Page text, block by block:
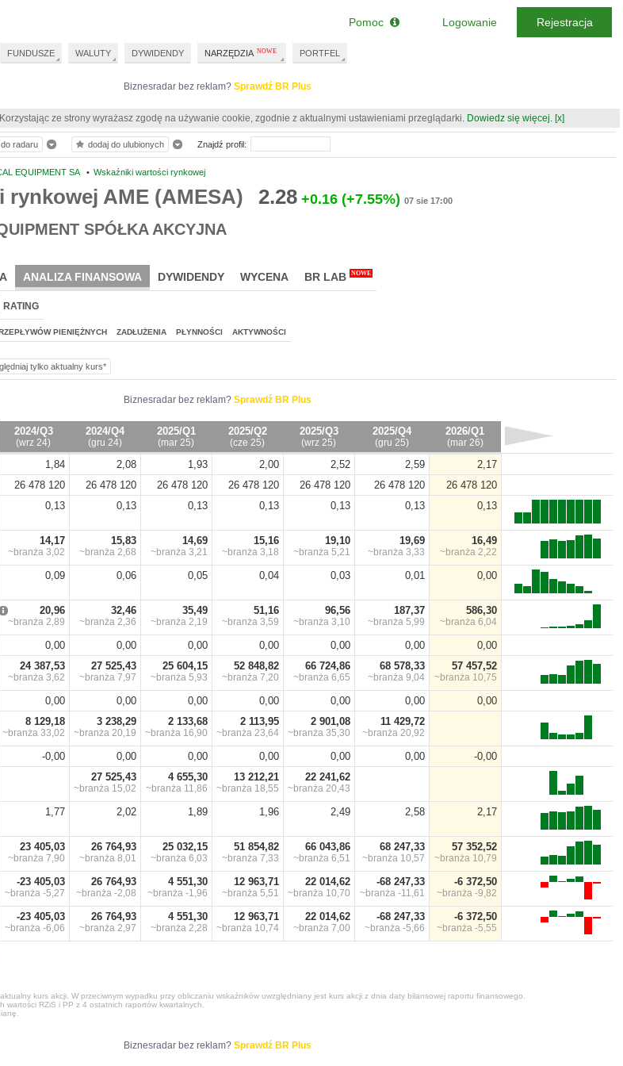
Biznesradar bez reklam? Sprawdź BR Plus
ze strony wyrażasz zgodę na używanie cookie, zgodnie z aktualnymi ustawieniami przeglądarki. Dowiedz się więcej. [x]
EQUIPMENT SA • Wskaźniki wartości rynkowej
AME (AMESA) 2.28 +0.16 (+7.55%) 07 sie 17:00
SPÓŁKA AKCYJNA
ANALIZA FINANSOWA DYWIDENDY WYCENA BR LAB NOWE
RATING
PIENIĘŻNYCH ZADŁUŻENIA PŁYNNOŚCI AKTYWNOŚCI
tylko aktualny kurs*
Biznesradar bez reklam? Sprawdź BR Plus
2024/Q3
(wrz 24)
2024/Q4
(gru 24)
2025/Q1
(mar 25)
2025/Q2
(cze 25)
2025/Q3
(wrz 25)
2025/Q4
(gru 25)
2026/Q1
(mar 26)
1,84 2,08 1,93 2,00 2,52 2,59
2,17
26 478 120 26 478 120 26 478 120 26 478 120 26 478 120 26 478 120
26 478 120
0,13 0,13 0,13 0,13 0,13 0,13 0,13
14,17
~branża 3,02
15,83
~branża 2,68
14,69
~branża 3,21
15,16
~branża 3,18
19,10
~branża 5,21
19,69
~branża 3,33
16,49
~branża 2,22
0,09 0,06 0,05 0,04 0,03 0,01 0,00
20,96
~branża 2,89
32,46
~branża 2,36
35,49
~branża 2,19
51,16
~branża 3,59
96,56
~branża 3,10
187,37
~branża 5,99
586,30
~branża 6,04
0,00 0,00 0,00 0,00 0,00 0,00
0,00
24 387,53
~branża 3,62
27 525,43
~branża 7,97
25 604,15
~branża 5,93
52 848,82
~branża 7,20
66 724,86
~branża 6,65
68 578,33
~branża 9,04
57 457,52
~branża 10,75
0,00 0,00 0,00 0,00 0,00 0,00
0,00
8 129,18
~branża 33,02
3 238,29
~branża 20,19
2 133,68
~branża 16,90
2 113,95
~branża 23,64
2 901,08
~branża 35,30
11 429,72
~branża 20,92
-0,00 0,00 0,00 0,00 0,00 0,00
-0,00
27 525,43
~branża 15,02
4 655,30
~branża 11,86
13 212,21
~branża 18,55
22 241,62
~branża 20,43
1,77 2,02 1,89 1,96 2,49 2,58 2,17
23 405,03
~branża 7,90
26 764,93
~branża 8,01
25 032,15
~branża 6,03
51 854,82
~branża 7,33
66 043,86
~branża 6,51
68 247,33
~branża 10,57
57 352,52
~branża 10,79
-23 405,03
~branża -5,27
26 764,93
~branża -2,08
4 551,30
~branża -1,96
12 963,71
~branża 5,51
22 014,62
~branża 10,70
-68 247,33
~branża -11,61
-6 372,50
~branża -9,82
-23 405,03
~branża -6,06
26 764,93
~branża 2,97
4 551,30
~branża 2,28
12 963,71
~branża 10,74
22 014,62
~branża 7,00
-68 247,33
~branża -5,66
-6 372,50
~branża -5,55
kurs akcji. W przeciwnym wypadku przy obliczaniu wskaźników uwzględniany jest kurs akcji z dnia daty bilansowej raportu finansowego.
RZiS i PP z 4 ostatnich raportów kwartalnych.
Biznesradar bez reklam? Sprawdź BR Plus
do radaru dodaj do ulubionych Znajdź profil:
FUNDUSZE WALUTY DYWIDENDY NARZĘDZIA PORTFEL
Pomoc Logowanie Rejestracja